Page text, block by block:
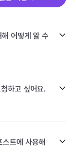
어떻게 알 수
하고 싶어요.
트에 사용해